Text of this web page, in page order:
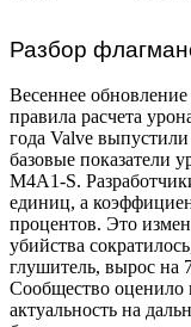
Разбор
Весеннее
правила расчета
года Valve
базовые показатели
M4A1-S.
единиц, а
процентов. Это
убийства
глушитель, вырос на
Сообщество
актуальность на